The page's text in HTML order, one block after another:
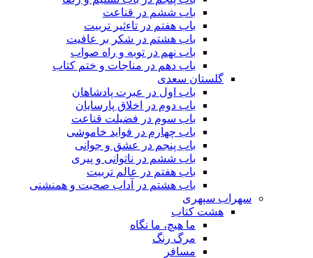
باب ششم در قناعت
باب هفتم در تاءثیر تربیت
باب هشتم در شکر بر عافیت
باب نهم در توبه و راه صواب
باب دهم در مناجات و ختم کتاب
گلستان سعدی
باب اول در عبرت پادشاهان
باب دوم در اخلاق پارسایان
باب سوم در فضیلت قناعت
باب چهارم در فواید خاموشى
باب پنجم در عشق و جوانى
باب ششم در ناتوانى و پیرى
باب هفتم در عالم تربیت
باب هشتم در آداب صحبت و همنشنى
سهراب سپهری
هشت کتاب
ما هیچ، ما نگاه
مرگ رنگ
مسافر